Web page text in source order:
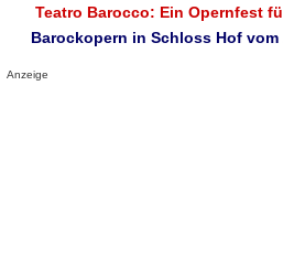
Teatro Barocco: Ein Opernfest
Barockopern in Schloss Hof vom
Anzeige